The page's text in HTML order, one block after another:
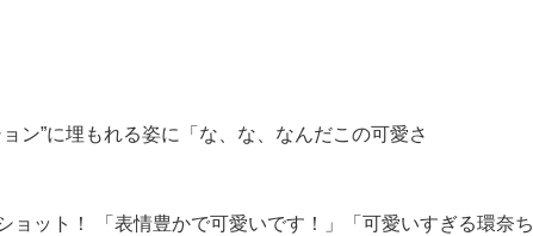
ン”に埋もれる姿に「な、な、なんだこの可愛さ
ョット！ 「表情豊かで可愛いです！」「可愛いすぎる環奈ち